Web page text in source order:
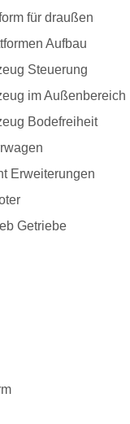
für draußen
Aufbau
Steuerung
im Außenbereich
Bodefreiheit
Erweiterungen
Getriebe